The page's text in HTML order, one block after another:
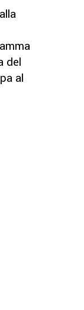
del
al